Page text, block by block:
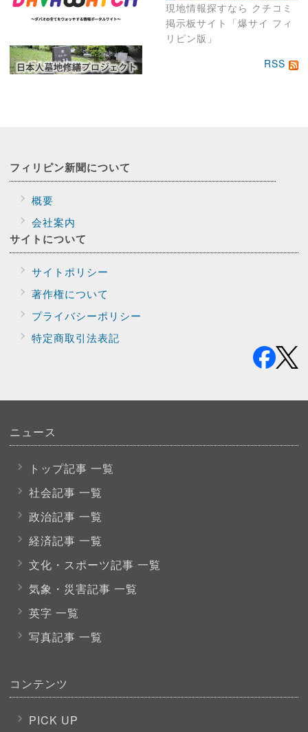
現地情報探すなら クチコミ
掲示板サイト「爆サイ フィ
リピン版」
RSS
フィリピン新聞について
概要
会社案内
サイトについて
サイトポリシー
著作権について
プライバシーポリシー
特定商取引法表記
ニュース
トップ記事 一覧
社会記事 一覧
政治記事 一覧
経済記事 一覧
文化・スポーツ記事 一覧
気象・災害記事 一覧
英字 一覧
写真記事 一覧
コンテンツ
PICK UP